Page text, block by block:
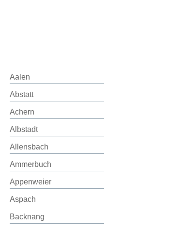
Aalen
Abstatt
Achern
Albstadt
Allensbach
Ammerbuch
Appenweier
Aspach
Backnang